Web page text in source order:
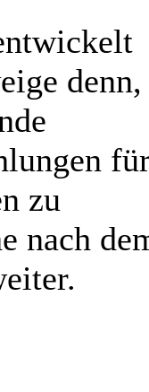
denn,
zu
nach